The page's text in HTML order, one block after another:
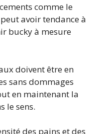
comme le
avoir tendance à
bucky à mesure
doivent être en
sans dommages
en maintenant la
le sens.
des pains et des